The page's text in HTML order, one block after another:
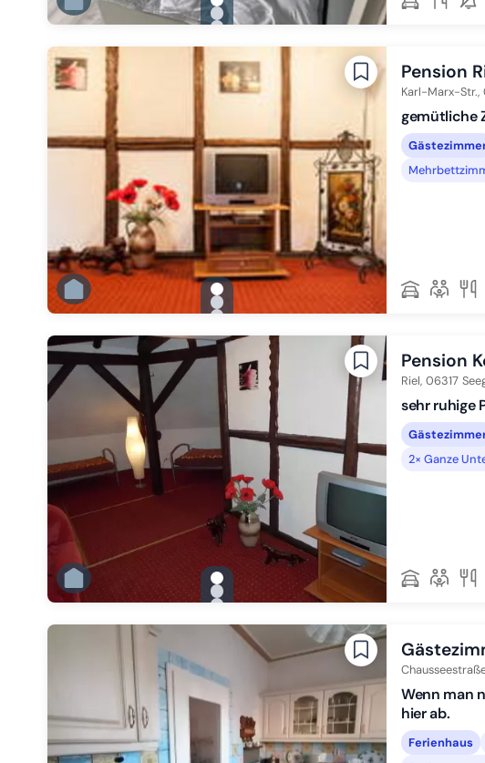
gallery.slide_selector
Zu Slide 1 wechseln
Zu Slide 2 wechseln
Zu Slide 5 wechseln
Zu Slide 6 wechseln
gallery.slide_selector
Zu Slide 1 wechseln
Zu Slide 2 wechseln
Zu Slide 4 wechseln
Zu Slide 5 wechseln
Zu Slide 6 wechseln
Pension
Karl-Marx-Str.,
gemütliche
gallery.slide_selector
Zu Slide 1 wechseln
Zu Slide 2 wechseln
Zu Slide 4 wechseln
Zu Slide 5 wechseln
Zu Slide 6 wechseln
Pension
Riel, 06317
sehr ruhige
2× Ganze
Wenn man
hier ab.
Ferienhaus